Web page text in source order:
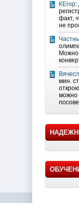
КЕгор:
факт,
не
Можно
мин.
можно